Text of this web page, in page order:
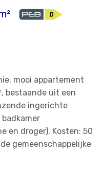
mooi appartement
bestaande uit een
ingerichte
en droger). Kosten: 50
gemeenschappelijke